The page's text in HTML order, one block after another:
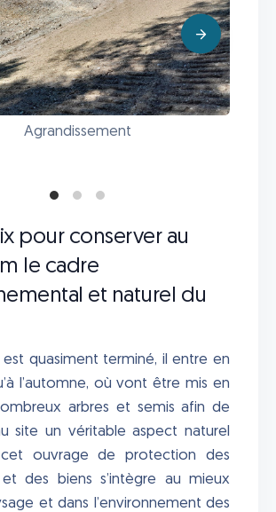
Agrandissement
pour conserver au
le cadre
et naturel du
est quasiment terminé, il entre en
l’automne, où vont être mis en
arbres et semis afin de
site un véritable aspect naturel
ouvrage de protection des
des biens s’intègre au mieux
et dans l’environnement des